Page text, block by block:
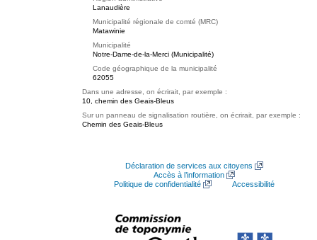
Lanaudière
Municipalité régionale de comté (MRC)
Matawinie
Municipalité
Notre-Dame-de-la-Merci (Municipalité)
Code géographique de la municipalité
62055
Dans une adresse, on écrirait, par exemple :
10, chemin des Geais-Bleus
Sur un panneau de signalisation routière, on écrirait, par exemple :
Chemin des Geais-Bleus
Déclaration de services aux citoyens
Accès à l’information
Politique de confidentialité
Accessibilité